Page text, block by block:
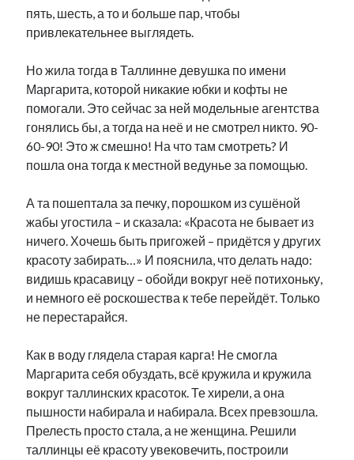
катри райк кая каллас книга маська нарва
нацменьшинства образование обучение эстонскому
подкаст потеряны данные пресса
рийгикогу россия русский роман
русскоязычное образование сми
стенограмма
т.х. ильвес
фотоотчет экономика экономика эстонии
эстония
Михаил Стальнухин:
Отзывы и предложения по блогу:
anton.stalnuhhin@gmail.com
пять, шесть, а то и больше пар, чтобы
привлекательнее выглядеть.
Но жила тогда в Таллинне девушка по имени
Маргарита, которой никакие юбки и кофты не
помогали. Это сейчас за ней модельные агентства
гонялись бы, а тогда на неё и не смотрел никто. 90-
60-90! Это ж смешно! На что там смотреть? И
пошла она тогда к местной ведунье за помощью.
А та пошептала за печку, порошком из сушёной
жабы угостила – и сказала: «Красота не бывает из
ничего. Хочешь быть пригожей – придётся у других
красоту забирать…» И пояснила, что делать надо:
видишь красавицу – обойди вокруг неё потихоньку,
и немного её роскошества к тебе перейдёт. Только
не перестарайся.
Как в воду глядела старая карга! Не смогла
Маргарита себя обуздать, всё кружила и кружила
вокруг таллинских красоток. Те хирели, а она
пышности набирала и набирала. Всех превзошла.
Прелесть просто стала, а не женщина. Решили
таллинцы её красоту увековечить, построили